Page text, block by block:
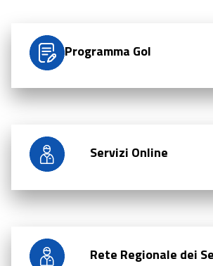
Programma Gol
Servizi Online
Rete Regionale dei